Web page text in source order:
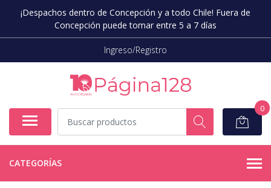
¡Despachos dentro de Concepción y a todo Chile! Fuera de
Concepción puede tomar entre 5 a 7 días
Ingreso/Registro
0
CATEGORÍAS